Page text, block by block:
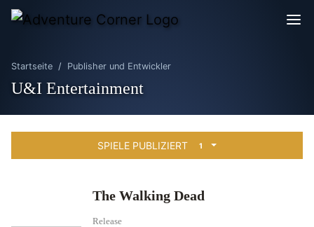
Startseite Publisher und Entwickler
U&I Entertainment
The Walking Dead
Release
SPIELE PUBLIZIERT 1